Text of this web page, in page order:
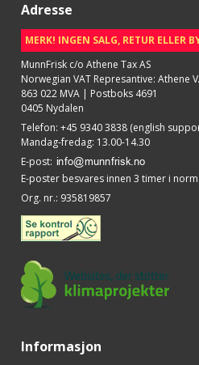
Adresse
MERK! INGEN SALG, RETUR ELLER
MunnFrisk c/o Athene Tax AS
Norwegian VAT Represantive: Athene
863 022 MVA | Postboks 4691
0405 Nydalen
Telefon: +45 9340 3838 (english
Mandag-fredag: 13.00-14.30
E-post:
E-poster besvares innen 3 timer i
Org. nr.: 935819857
Informasjon